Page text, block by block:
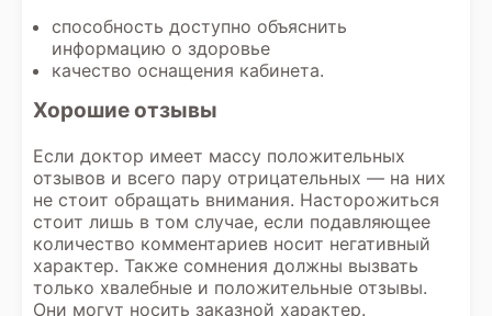
способность доступно объяснить
информацию о здоровье
качество оснащения кабинета.
Хорошие отзывы
Если доктор имеет массу положительных
отзывов и всего пару отрицательных — на них
не стоит обращать внимания. Насторожиться
стоит лишь в том случае, если подавляющее
количество комментариев носит негативный
характер. Также сомнения должны вызвать
только хвалебные и положительные отзывы.
Они могут носить заказной характер.